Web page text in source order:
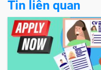
Tin liên quan